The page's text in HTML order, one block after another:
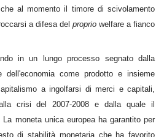
al momento il timore di scivolamento
a difesa del proprio welfare a fianco
in un lungo processo segnato dalla
dell'economia come prodotto e insieme
a ingolfarsi di merci e capitali,
crisi del 2007-2008 e dalla quale il
moneta unica europea ha garantito per
di stabilità monetaria che ha favorito